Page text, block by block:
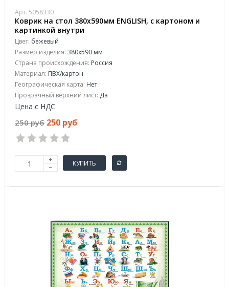
Арт. 5058330
Коврик на стол 380x590мм ENGLISH, с картоном и
картинкой внутри
Цвет: бежевый
Размер изделия: 380x590 мм
Страна происхождения: Россия
Материал: ПВХ/картон
Географическая карта: Нет
Прозрачный верхний лист: Да
Цена с НДС
250 руб 250 руб
КУПИТЬ